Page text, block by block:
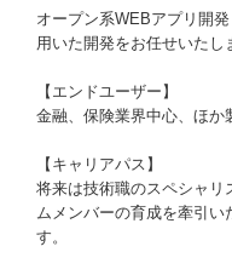
オープン系WEBアプリ開
用いた開発をお任せいたし
【エンドユーザー】
金融、保険業界中心、ほか
【キャリアパス】
将来は技術職のスペシャリ
ムメンバーの育成を牽引
す。